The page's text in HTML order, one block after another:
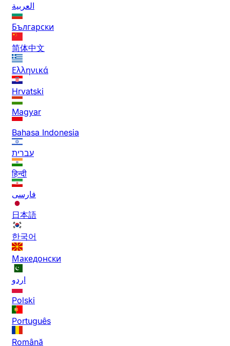
العربية
Български
简体中文
Ελληνικά
Hrvatski
Magyar
Bahasa Indonesia
עברית
हिन्दी
فارسی
日本語
한국어
Македонски
اردو
Polski
Português
Română